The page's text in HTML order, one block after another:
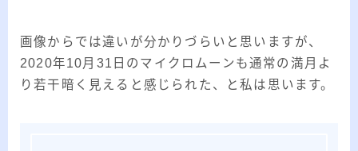
画像からでは違いが分かりづらいと思いますが、
2020年10月31日のマイクロムーンも通常の満月よ
り若干暗く見えると感じられた、と私は思います。